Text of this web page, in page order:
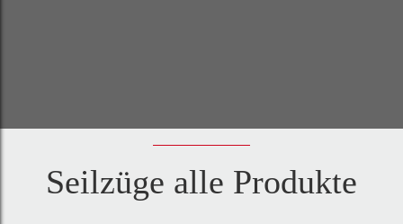
Seilzüge alle Produkte